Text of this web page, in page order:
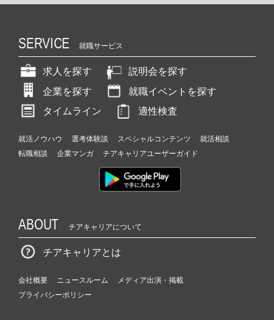
SERVICE 就職サービス
求人を探す
説明会を探す
企業を探す
就職イベントを探す
タイムライン
適性検査
就活ノウハウ 選考体験談 スペシャルコンテンツ
就活相談
転職相談
企業マンガ チアキャリアユーザーガイド
ABOUT チアキャリアについて
チアキャリアとは
会社概要 ニュースルーム
メディア出演・掲載
プライバシーポリシー